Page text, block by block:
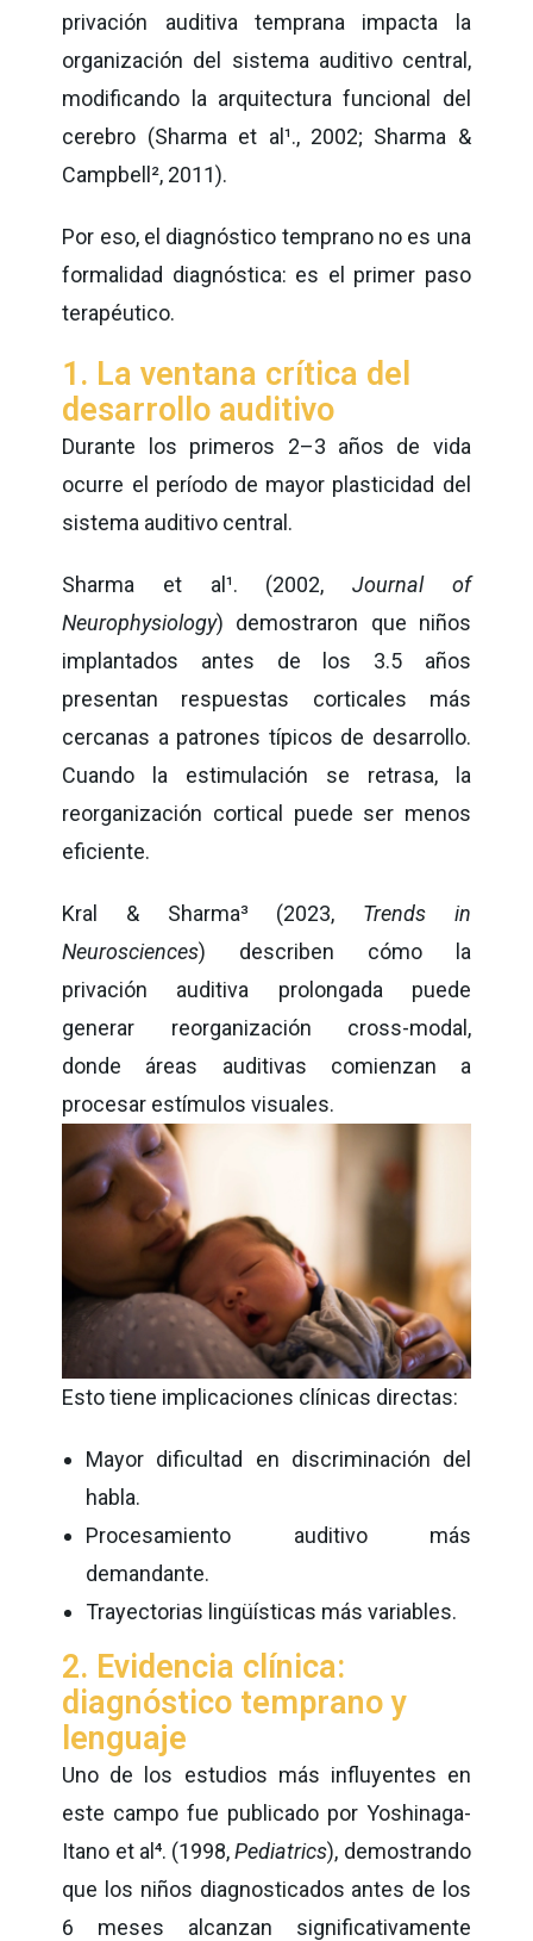
privación auditiva temprana impacta la
organización del sistema auditivo central,
modificando la arquitectura funcional del
cerebro (Sharma et al¹., 2002; Sharma &
Campbell², 2011).
Por eso, el diagnóstico temprano no es una
formalidad diagnóstica: es el primer paso
terapéutico.
1. La ventana crítica del
desarrollo auditivo
Durante los primeros 2–3 años de vida
ocurre el período de mayor plasticidad del
sistema auditivo central.
Sharma et al¹. (2002, Journal of
Neurophysiology) demostraron que niños
implantados antes de los 3.5 años
presentan respuestas corticales más
cercanas a patrones típicos de desarrollo.
Cuando la estimulación se retrasa, la
reorganización cortical puede ser menos
eficiente.
Kral & Sharma³ (2023, Trends in
Neurosciences) describen cómo la
privación auditiva prolongada puede
generar reorganización cross-modal,
donde áreas auditivas comienzan a
procesar estímulos visuales.
Esto tiene implicaciones clínicas directas:
Mayor dificultad en discriminación del
habla.
Procesamiento auditivo más
demandante.
Trayectorias lingüísticas más variables.
2. Evidencia clínica:
diagnóstico temprano y
lenguaje
Uno de los estudios más influyentes en
este campo fue publicado por Yoshinaga-
Itano et al⁴. (1998,Pediatrics), demostrando
que los niños diagnosticados antes de los
6 meses alcanzan significativamente